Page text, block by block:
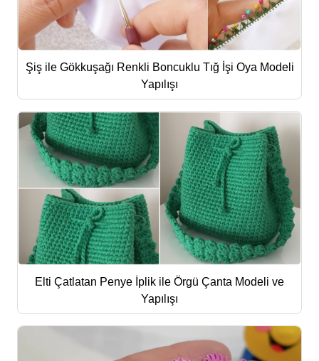
Şiş ile Gökkuşağı Renkli Boncuklu Tığ İşi Oya Modeli
Yapılışı
Elti Çatlatan Penye İplik ile Örgü Çanta Modeli ve
Yapılışı